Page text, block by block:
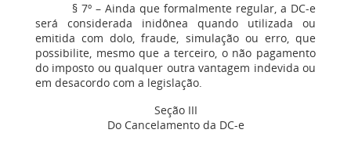
§ 7º – Ainda que formalmente regular, a DC-e
será considerada inidônea quando utilizada ou
emitida com dolo, fraude, simulação ou erro, que
possibilite, mesmo que a terceiro, o não pagamento
do imposto ou qualquer outra vantagem indevida ou
em desacordo com a legislação.
Seção III
Do Cancelamento da DC-e